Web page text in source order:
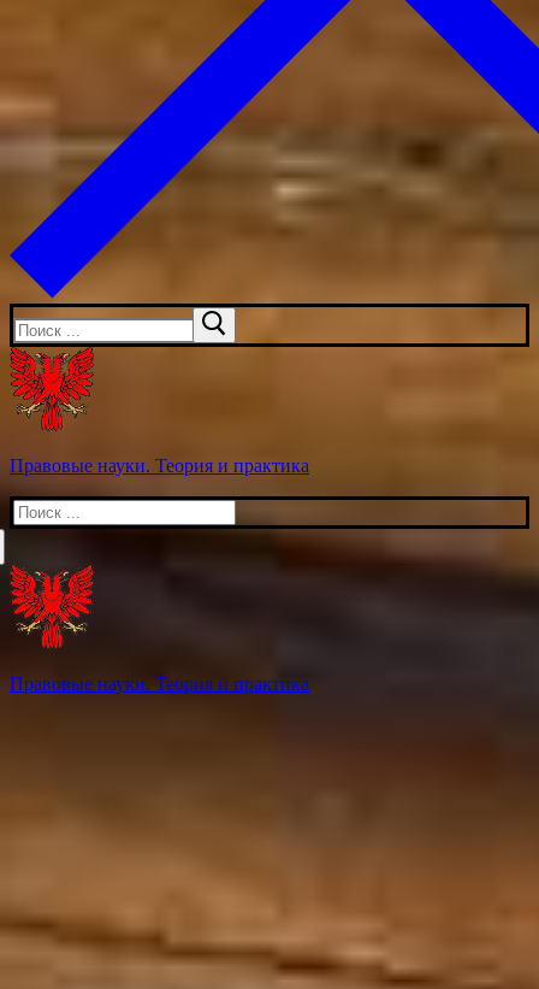
Искать:
Правовые науки. Теория и практика
Искать:
Правовые науки. Теория и практика